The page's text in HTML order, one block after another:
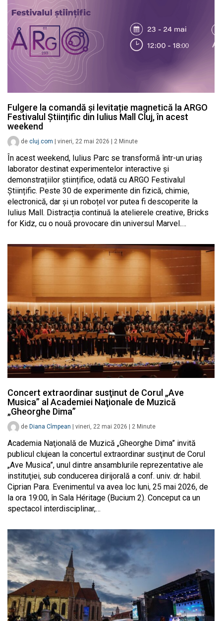
Fulgere la comandă și levitație magnetică la ARGO
Festivalul Științific din Iulius Mall Cluj, în acest
weekend
de cluj.com vineri, 22 mai 2026 2 Minute
În acest weekend, Iulius Parc se transformă într-un uriaș
laborator destinat experimentelor interactive și
demonstrațiilor științifice, odată cu ARGO Festivalul
Științific. Peste 30 de experimente din fizică, chimie,
electronică, dar și un roboțel vor putea fi descoperite la
Iulius Mall. Distracția continuă la atelierele creative, Bricks
for Kidz, cu o nouă provocare din universul Marvel.…
Concert extraordinar susţinut de Corul „Ave
Musica” al Academiei Naţionale de Muzică
„Gheorghe Dima”
de Diana Cîmpean vineri, 22 mai 2026 2 Minute
Academia Naţională de Muzică „Gheorghe Dima” invită
publicul clujean la concertul extraordinar susţinut de Corul
„Ave Musica”, unul dintre ansamblurile reprezentative ale
instituţiei, sub conducerea dirijorală a conf. univ. dr. habil.
Ciprian Para. Evenimentul va avea loc luni, 25 mai 2026, de
la ora 19:00, în Sala Héritage (Bucium 2). Conceput ca un
spectacol interdisciplinar,…